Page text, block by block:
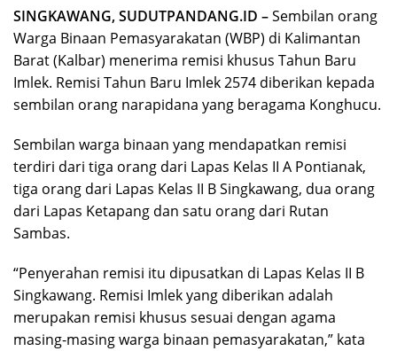
SINGKAWANG, SUDUTPANDANG.ID –Sembilan orang
Warga Binaan Pemasyarakatan (WBP) di Kalimantan
Barat (Kalbar) menerima remisi khusus Tahun Baru
Imlek. Remisi Tahun Baru Imlek 2574 diberikan kepada
sembilan orang narapidana yang beragama Konghucu.
Sembilan warga binaan yang mendapatkan remisi
terdiri dari tiga orang dari Lapas Kelas II A Pontianak,
tiga orang dari Lapas Kelas II B Singkawang, dua orang
dari Lapas Ketapang dan satu orang dari Rutan
Sambas.
“Penyerahan remisi itu dipusatkan di Lapas Kelas II B
Singkawang. Remisi Imlek yang diberikan adalah
merupakan remisi khusus sesuai dengan agama
masing-masing warga binaan pemasyarakatan,” kata